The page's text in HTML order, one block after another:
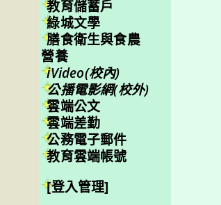
教育儲蓄戶
綠城文學
膳食衛生與食農
營養
iVideo(校內)
公播電影網(校外)
雲端公文
雲端差勤
公務電子郵件
教育雲端帳號
[登入管理]